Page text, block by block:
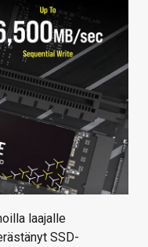
laajalle
SSD-